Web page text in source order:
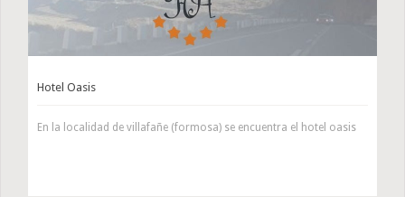
Hotel Oasis
En la localidad de villafañe (formosa) se encuentra el hotel oasis